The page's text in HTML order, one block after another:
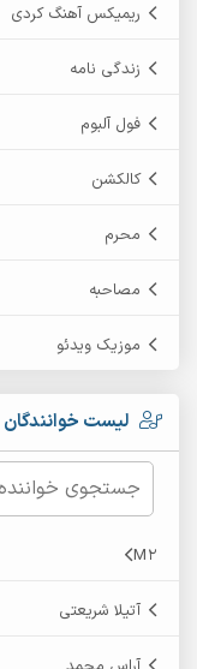
ریمیکس آهنگ کردی
زندگی نامه
فول آلبوم
کالکشن
محرم
مصاحبه
موزیک ویدئو
لیست خوانندگان
M2
آتیلا شریعتی